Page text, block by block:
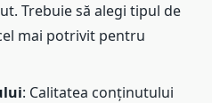
Trebuie să alegi tipul de
mai potrivit pentru
: Calitatea conținutului